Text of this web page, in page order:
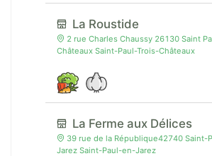
La Roustide
2 rue Charles Chaussy 26130 Saint
Châteaux Saint-Paul-Trois-Châteaux
La Ferme aux Délices
39 rue de la République42740 Saint-
Jarez Saint-Paul-en-Jarez